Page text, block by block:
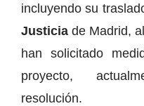
incluyendo su
Justicia de Madrid,
han solicitado
proyecto,
resolución.